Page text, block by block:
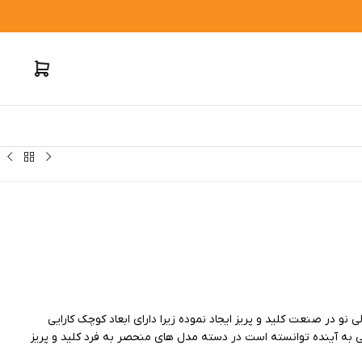
در صنعت کلید و پریز ایجاد نموده زیرا دارای ابعاد کوچک کارایی
به آینده توانسته است در دسته مدل های منحصر به فرد کلید و پریز